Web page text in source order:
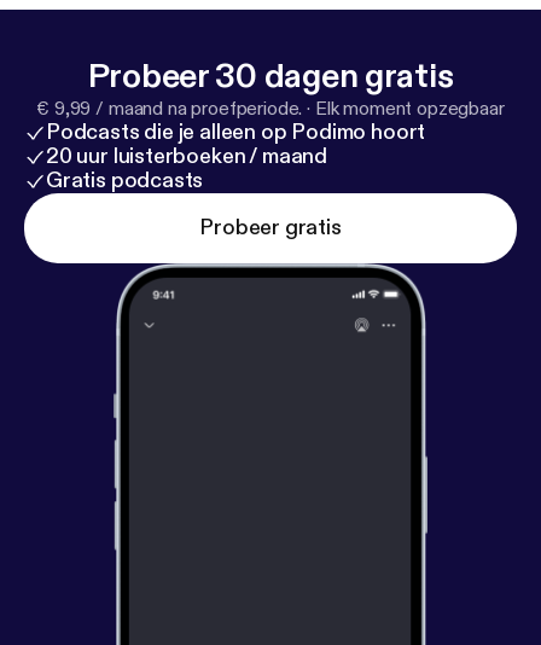
Probeer 30 dagen gratis
€ 9,99 / maand na proefperiode. · Elk moment opzegbaar
Podcasts die je alleen op Podimo hoort
20 uur luisterboeken / maand
Gratis podcasts
Probeer gratis